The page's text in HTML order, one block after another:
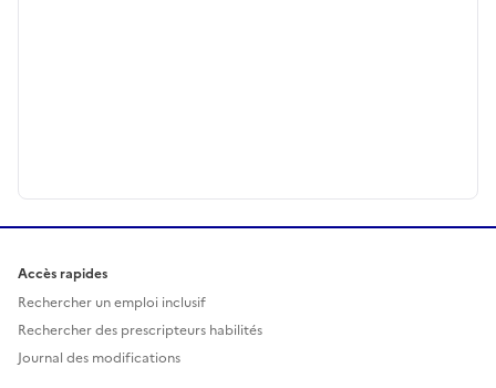
Accès rapides
Rechercher un emploi inclusif
Rechercher des prescripteurs habilités
Journal des modifications